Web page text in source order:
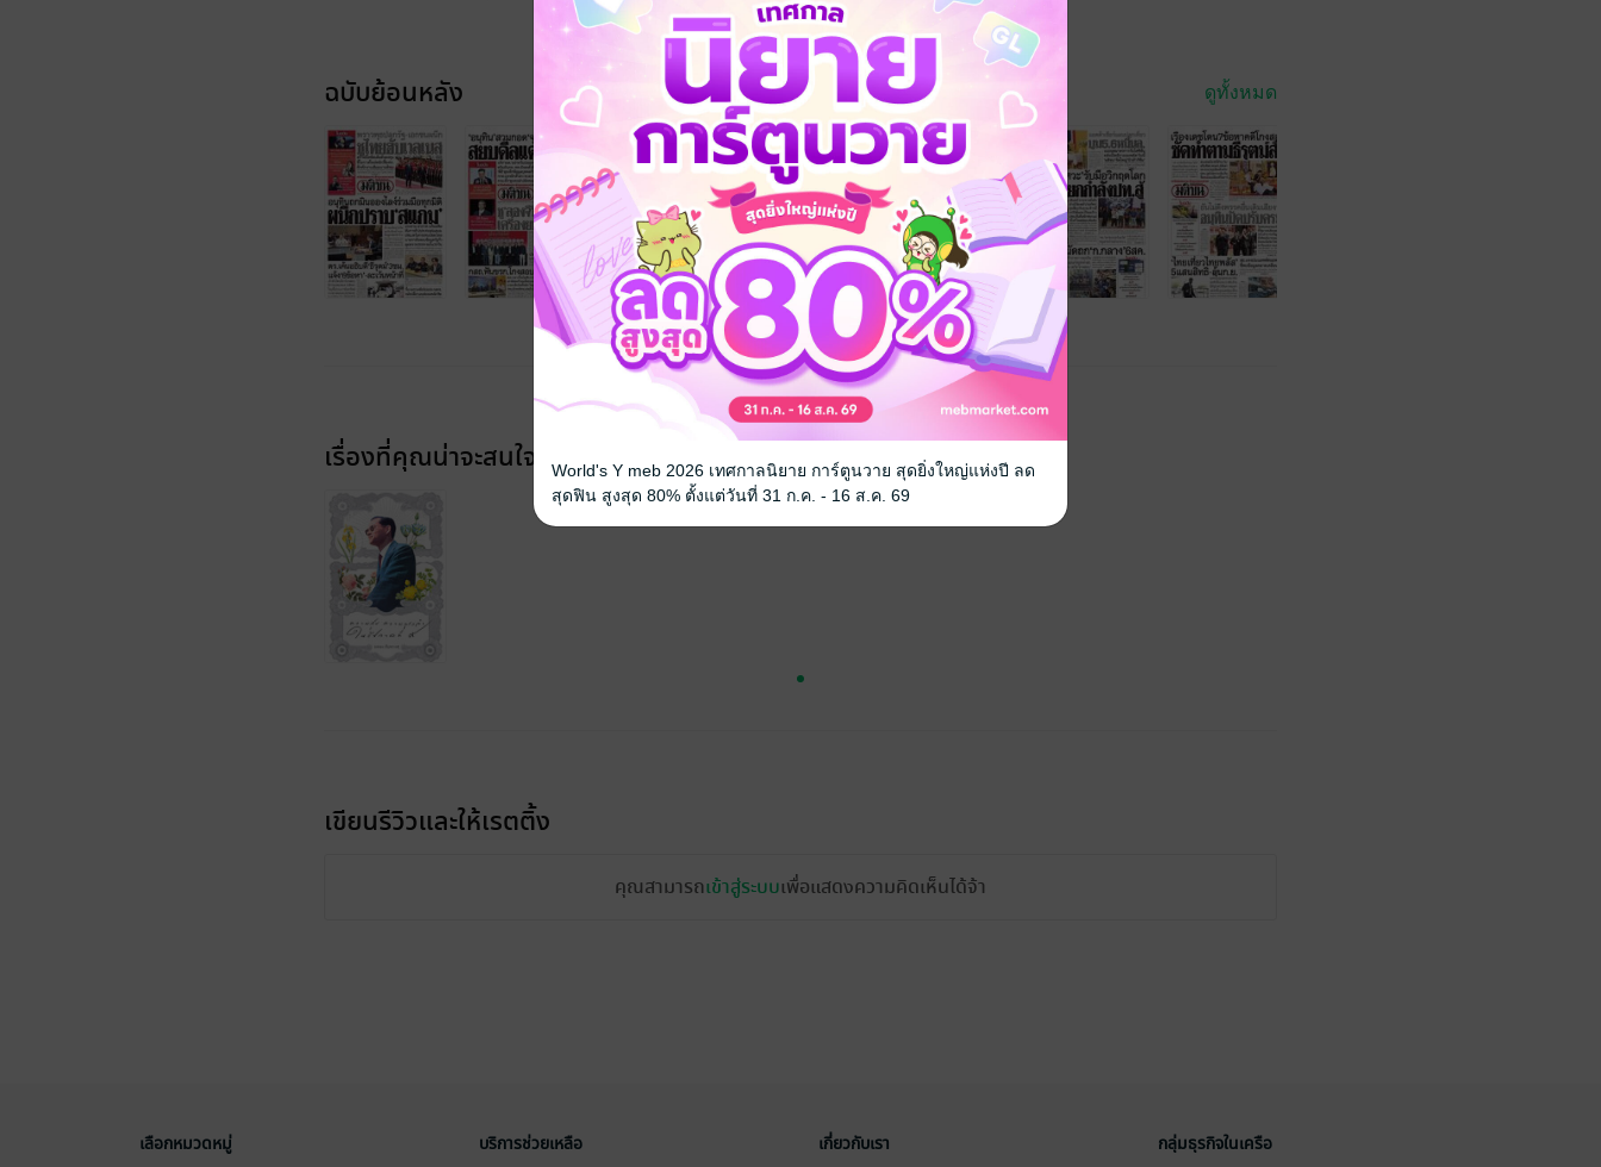
ฉบับย้อนหลัง ดูทั้งหมด
เรื่องที่คุณน่าจะสนใจ
เขียนรีวิวและให้เรตติ้ง
คุณสามารถเข้าสู่ระบบเพื่อแสดงความคิดเห็นได้จ้า
เลือกหมวดหมู่ บริการช่วยเหลือ เกี่ยวกับเรา กลุ่มธุรกิจในเครือ
World's Y meb 2026 เทศกาลนิยาย การ์ตูนวาย สุดยิ่งใหญ่แห่งปี ลด
สุดฟิน สูงสุด 80% ตั้งแต่วันที่ 31 ก.ค. - 16 ส.ค. 69